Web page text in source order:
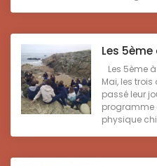
Les
Les 5ème
Mai, les
passé leur
programme
physique